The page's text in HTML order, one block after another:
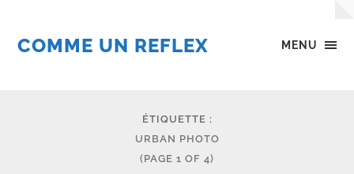
MENU
COMME UN REFLEX
ÉTIQUETTE :
URBAN PHOTO
(PAGE 1 OF 4)